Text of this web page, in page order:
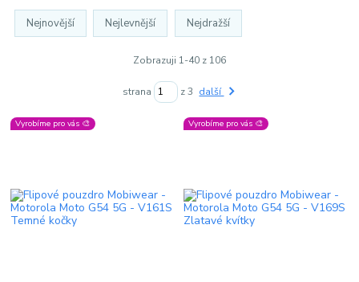
Nejnovější Nejlevnější Nejdražší
Zobrazuji 1-40 z 106
strana z 3 další
Vyrobíme pro vás 🎨 Vyrobíme pro vás 🎨